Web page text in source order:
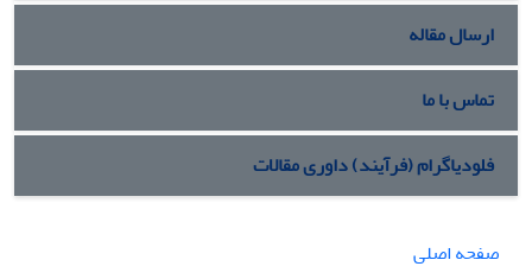
ارسال مقاله
تماس با ما
فلودیاگرام (فرآیند) داوری مقالات
صفحه اصلی